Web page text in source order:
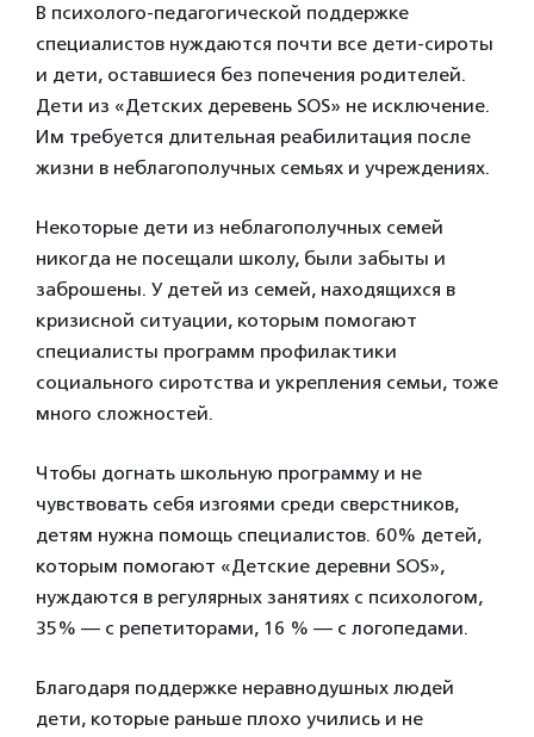
В психолого-педагогической поддержке
специалистов нуждаются почти все дети-сироты
и дети, оставшиеся без попечения родителей.
Дети из «Детских деревень SOS» не исключение.
Им требуется длительная реабилитация после
жизни в неблагополучных семьях и учреждениях.
Некоторые дети из неблагополучных семей
никогда не посещали школу, были забыты и
заброшены. У детей из семей, находящихся в
кризисной ситуации, которым помогают
специалисты программ профилактики
социального сиротства и укрепления семьи, тоже
много сложностей.
Чтобы догнать школьную программу и не
чувствовать себя изгоями среди сверстников,
детям нужна помощь специалистов. 60% детей,
которым помогают «Детские деревни SOS»,
нуждаются в регулярных занятиях с психологом,
35% — с репетиторами, 16 % — с логопедами.
Благодаря поддержке неравнодушных людей
дети, которые раньше плохо учились и не